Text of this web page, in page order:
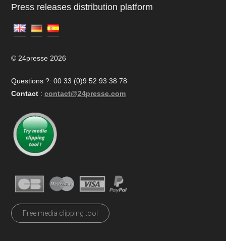
Press releases distribution platform
© 24presse 2026
Questions ?: 00 33 (0)9 52 93 38 78
Contact : contact@24presse.com
Free media clipping tool